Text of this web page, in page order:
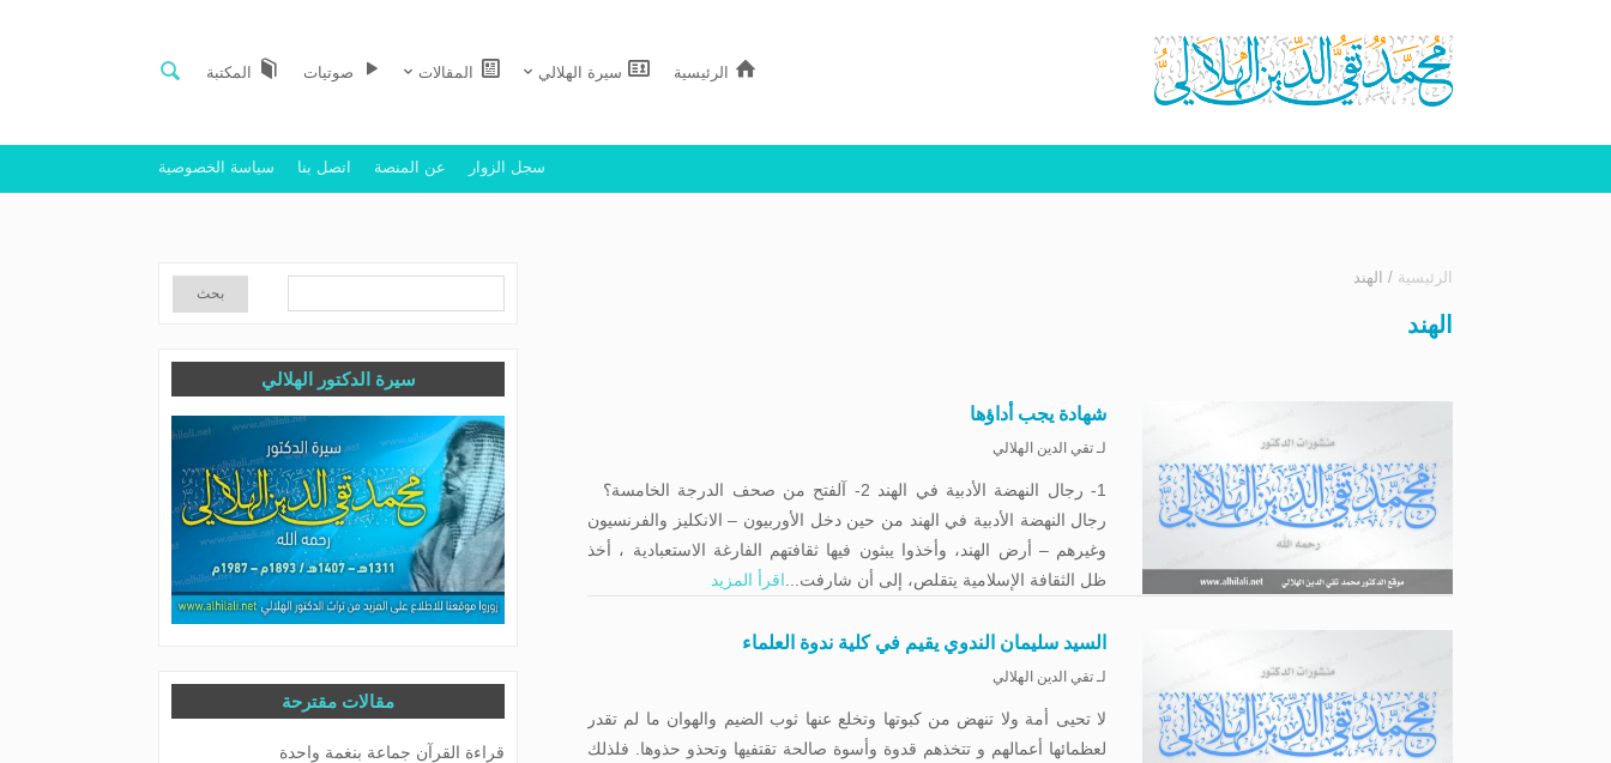
الرئيسية سيرة الهلالي المقالات صوتيات المكتبة
سجل الزوار عن المنصة اتصل بنا سياسة الخصوصية
الرئيسية / الهند
الهند
شهادة يجب أداؤها
لـ تقي الدين الهلالي
1- رجال النهضة الأدبية في الهند 2- آلفتح من صحف الدرجة الخامسة؟
رجال النهضة الأدبية في الهند من حين دخل الأوربيون – الانكليز والفرنسيون
وغيرهم – أرض الهند، وأخذوا يبثون فيها ثقافتهم الفارغة الاستعبادية ، أخذ
ظل الثقافة الإسلامية يتقلص، إلى أن شارفت... اقرأ المزيد
السيد سليمان الندوي يقيم في كلية ندوة العلماء
لـ تقي الدين الهلالي
لا تحيى أمة ولا تنهض من كبوتها وتخلع عنها ثوب الضيم والهوان ما لم تقدر
لعظمائها أعمالهم و تتخذهم قدوة وأسوة صالحة تقتفيها وتحذو حذوها. فلذلك
سيرة الدكتور الهلالي
مقالات مقترحة
قراءة القرآن جماعة بنغمة واحدة